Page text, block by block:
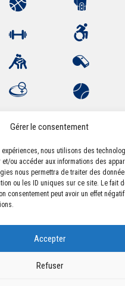
Gérer le consentement
expériences, nous utilisons des
et/ou accéder aux informations des
nous permettra de traiter des
ou les ID uniques sur ce site. Le fait
consentement peut avoir un effet
Accepter
Refuser
Sportive
boulevard Léon Jouhaux
- 63021 Clermont-Ferrand
accueil@asm-omnisports.com